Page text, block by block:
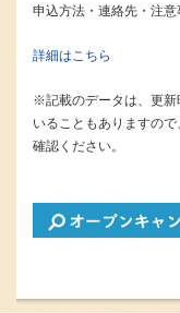
申込方法・連絡先・注意
詳細はこちら
※記載のデータは、更新
いることもありますの
確認ください。